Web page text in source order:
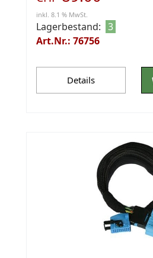
inkl. 8.1 % MwSt.
Lagerbestand: 3
Art.Nr.: 76756
Details